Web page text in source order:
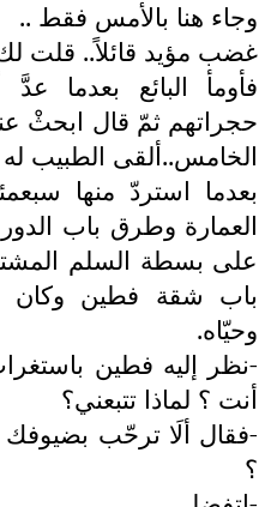
وجاء هنا بالأمس فقط ..
غضب مؤيد قائلاً.. قلت
فأومأ البائع بعدما
حجراتهم ثمّ قال ابحثْ
الخامس..ألقى الطبيب
بعدما استردّ منها
العمارة وطرق باب
على بسطة السلم
باب شقة فطين وكان
وحيّاه.
-نظر إليه فطين
أنت ؟ لماذا تتبعني؟
-فقال ألَا ترحّب
؟